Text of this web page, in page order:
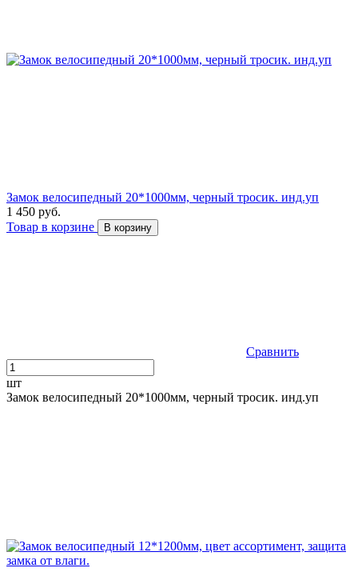
Замок велосипедный 20*1000мм, черный тросик. инд.уп
1 450 руб.
Товар в корзине
В корзину
Сравнить
шт
Замок велосипедный 20*1000мм, черный тросик. инд.уп